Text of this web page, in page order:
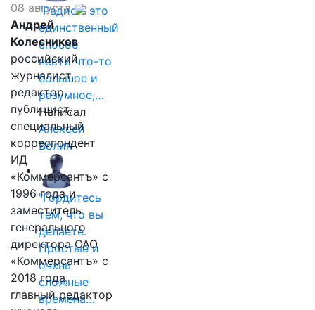
"Радио - это
единственный
способ
нести что-то
большое и
разумное,…
Написал
Алексей
Волин
"Гордитесь
тем, что вы
делаете.
Простые и
очень
сложные
времена…
08 августа
Андрей
Колесников
российский
журналист,
редактор,
публицист,
специальный
корреспондент
ИД
«Коммерсантъ» с
1996 года и
заместитель
генерального
директора ОАО
«Коммерсантъ» с
2018 года,
главный редактор